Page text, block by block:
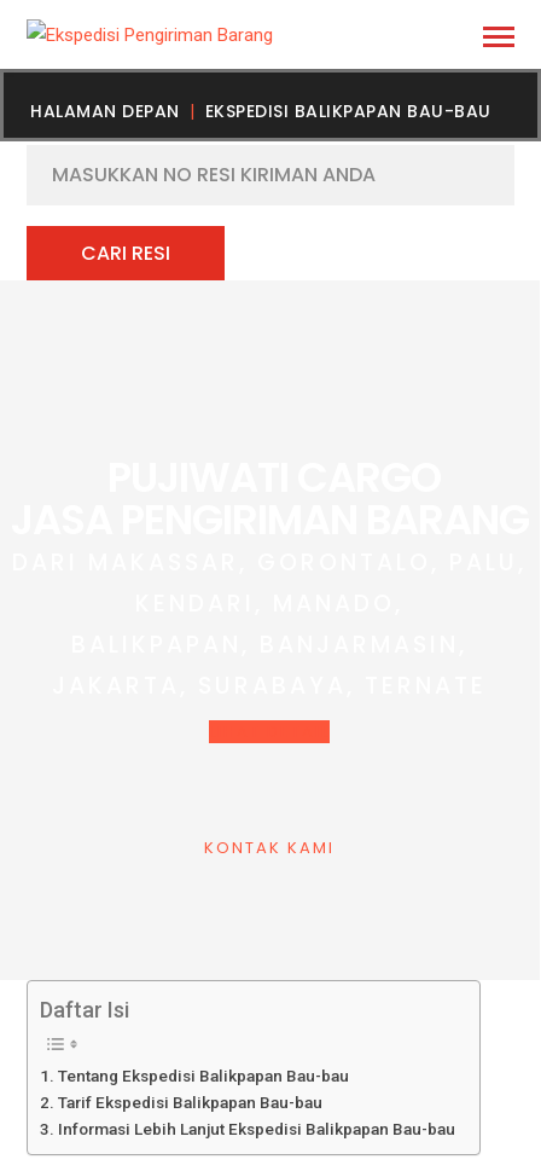
HALAMAN DEPAN EKSPEDISI BALIKPAPAN BAU-BAU
KONTAK KAMI
Daftar Isi
Tentang Ekspedisi Balikpapan Bau-bau
Tarif Ekspedisi Balikpapan Bau-bau
Informasi Lebih Lanjut Ekspedisi Balikpapan Bau-bau